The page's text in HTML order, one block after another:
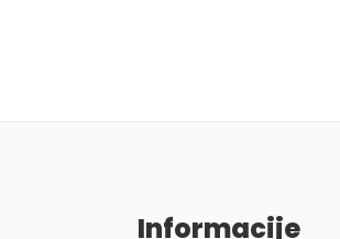
Informacije